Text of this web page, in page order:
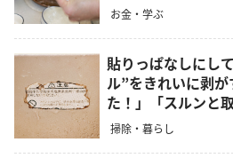
お金・学ぶ
貼りっぱなしにし
ル”をきれいに剥
た！」「スルンと取
掃除・暮らし